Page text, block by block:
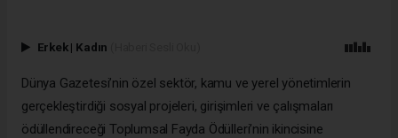
Erkek | Kadın
Dünya Gazetesi’nin özel sektör, kamu ve yerel yönetimlerin
gerçekleştirdiği sosyal projeleri, girişimleri ve çalışmaları
ödüllendireceği Toplumsal Fayda Ödülleri’nin ikincisine